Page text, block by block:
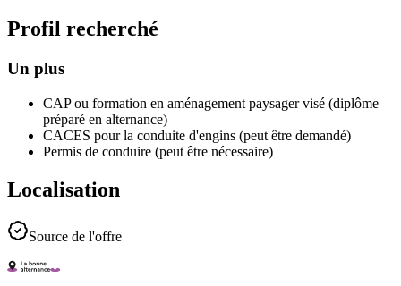
Profil recherché
Un plus
CAP ou formation en aménagement paysager visé (diplôme
préparé en alternance)
CACES pour la conduite d'engins (peut être demandé)
Permis de conduire (peut être nécessaire)
Localisation
Source de l'offre